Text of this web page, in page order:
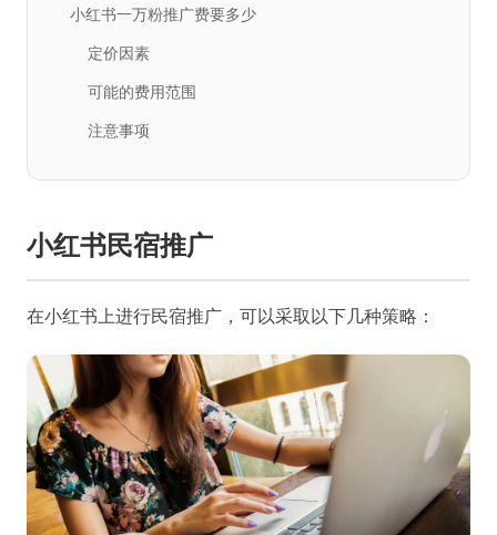
小红书一万粉推广费要多少
定价因素
可能的费用范围
注意事项
小红书民宿推广
在小红书上进行民宿推广，可以采取以下几种策略：